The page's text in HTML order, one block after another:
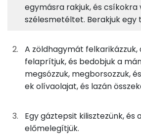
8golívaolaj
2gsó
A töltelékhez
175g mángold
Nátrium
Foszfor
Kálcium
Magnézium
Szelén
TOP vitaminok
egymásra rakjuk, és csíkokra
szélesmetéltet. Berakjuk egy
A zöldhagymát
felaprítjuk, és bedobjuk a
megsózzuk, megborsozzuk,
ek olívaolajat, és lazán
Egy gáztepsit kilisztezünk, és
előmelegítjük.